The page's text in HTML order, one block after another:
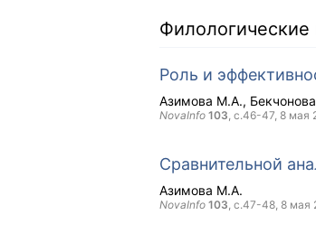
Филологические
Роль и
Азимова М.А.
NovaInfo 103, с.46-47, 8 мая
Сравнительной
Азимова М.А.
NovaInfo 103, с.47-48, 8 мая